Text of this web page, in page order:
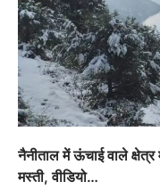
नैनीताल में ऊंचाई वाले क्षेत्र
मस्ती, वीडियो…